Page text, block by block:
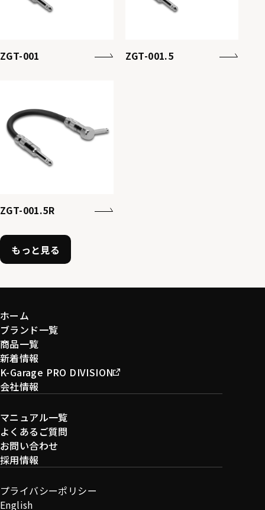
ZGT-001 ZGT-001.5
ZGT-001.5R
もっと見る
ホーム
ブランド一覧
商品一覧
新着情報
K-Garage PRO DIVISION
会社情報
マニュアル一覧
よくあるご質問
お問い合わせ
採用情報
プライバシーポリシー
English